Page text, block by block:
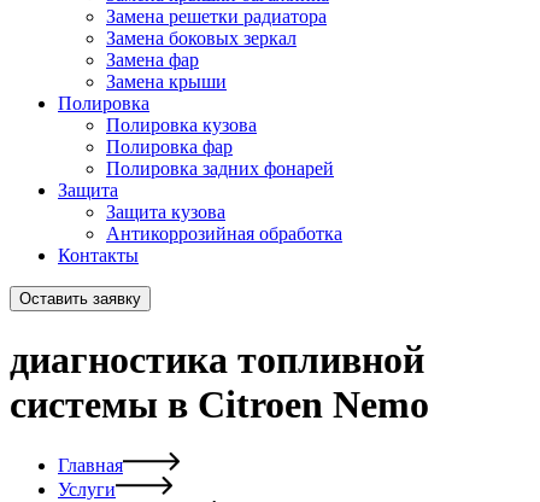
Замена решетки радиатора
Замена боковых зеркал
Замена фар
Замена крыши
Полировка
Полировка кузова
Полировка фар
Полировка задних фонарей
Защита
Защита кузова
Антикоррозийная обработка
Контакты
Оставить заявку
диагностика топливной
системы в Citroen Nemo
Главная
Услуги